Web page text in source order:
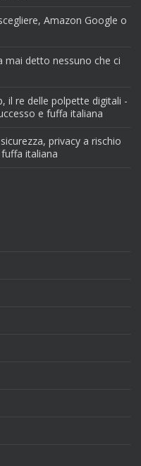
Amazon Google o
mai detto nessuno che ci
il re delle polpette digitali -
e fuffa italiana
privacy a rischio
italiana